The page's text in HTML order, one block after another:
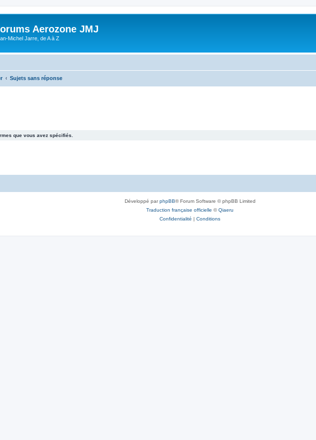
Aerozone JMJ
Michel Jarre, de A à Z
Sujets sans réponse
que vous avez spécifiés.
Développé parphpBB® Forum Software © phpBB Limited
Traduction française officielle ©Qiaeru
Confidentialité | Conditions